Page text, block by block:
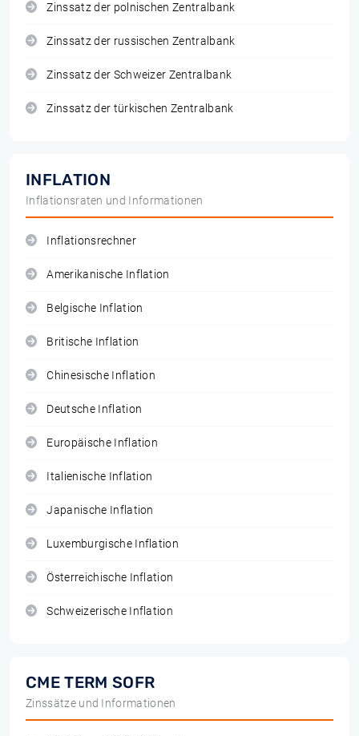
Zinssatz der polnischen Zentralbank
Zinssatz der russischen Zentralbank
Zinssatz der Schweizer Zentralbank
Zinssatz der türkischen Zentralbank
INFLATION
Inflationsraten und Informationen
Inflationsrechner
Amerikanische Inflation
Belgische Inflation
Britische Inflation
Chinesische Inflation
Deutsche Inflation
Europäische Inflation
Italienische Inflation
Japanische Inflation
Luxemburgische Inflation
Österreichische Inflation
Schweizerische Inflation
CME TERM SOFR
Zinssätze und Informationen